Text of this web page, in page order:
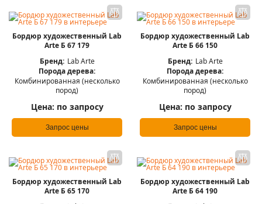
Бордюр художественный Lab
Arte Б 67 179
Бренд: Lab Arte
Порода дерева:
Комбинированная (несколько
пород)
Цена: по запросу
Запрос цены
Бордюр художественный Lab
Arte Б 66 150
Бренд: Lab Arte
Порода дерева:
Комбинированная (несколько
пород)
Цена: по запросу
Запрос цены
Бордюр художественный Lab
Arte Б 65 170
Бордюр художественный Lab
Arte Б 64 190